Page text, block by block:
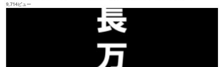
9,714ビュー